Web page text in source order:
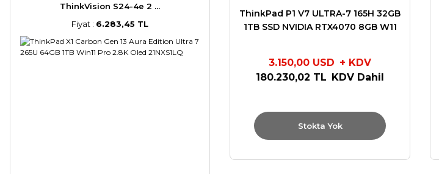
ThinkVision S24-4e 2 ...
Fiyat : 6.283,45 TL
ThinkPad P1 V7 ULTRA-7 165H 32GB
1TB SSD NVIDIA RTX4070 8GB W11
3.150,00 USD + KDV
180.230,02 TL KDV Dahil
Stokta Yok